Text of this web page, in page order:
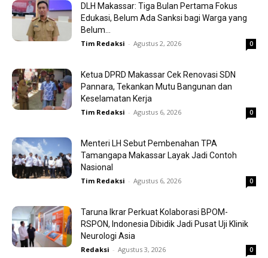
DLH Makassar: Tiga Bulan Pertama Fokus
Edukasi, Belum Ada Sanksi bagi Warga yang
Belum...
Tim Redaksi - Agustus 2, 2026 0
Ketua DPRD Makassar Cek Renovasi SDN
Pannara, Tekankan Mutu Bangunan dan
Keselamatan Kerja
Tim Redaksi - Agustus 6, 2026 0
Menteri LH Sebut Pembenahan TPA
Tamangapa Makassar Layak Jadi Contoh
Nasional
Tim Redaksi - Agustus 6, 2026 0
Taruna Ikrar Perkuat Kolaborasi BPOM-
RSPON, Indonesia Dibidik Jadi Pusat Uji Klinik
Neurologi Asia
Redaksi - Agustus 3, 2026 0